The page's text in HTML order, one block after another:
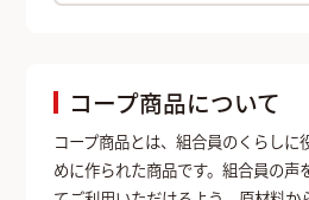
コープ商品について
コープ商品とは、組合員のくらしに
めに作られた商品です。組合員の声